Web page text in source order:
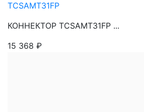
TCSAMT31FP
КОННЕКТОР TCSAMT31FP ...
15 368 ₽